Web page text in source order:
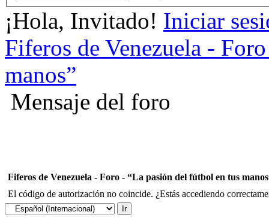
¡Hola, Invitado! Iniciar
Fiferos de Venezuela -
manos”
Mensaje del foro
Fiferos de Venezuela - Foro - “La pasión del fútbol en tus
El código de autorización no coincide. ¿Estás accediendo